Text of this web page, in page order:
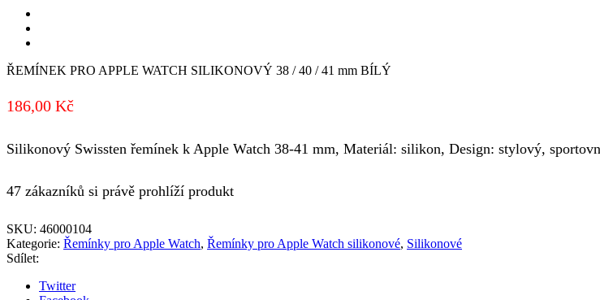
ŘEMÍNEK PRO APPLE WATCH SILIKONOVÝ 38 / 40 / 41 mm BÍLÝ
186,00 Kč
Silikonový Swissten řemínek k Apple Watch 38-41 mm, Materiál: silikon, Design: stylový,
47 zákazníků si právě prohlíží produkt
SKU: 46000104
Kategorie: Řemínky pro Apple Watch, Řemínky pro Apple Watch silikonové, Silikonové
Sdílet:
Twitter